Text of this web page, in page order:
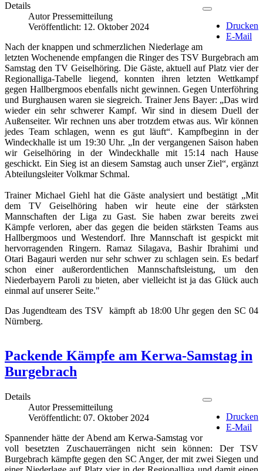
Drucken
E-Mail
Details
AutorPressemitteilung
Veröffentlicht: 12. Oktober 2024
Nach der knappen und schmerzlichen Niederlage am
letzten Wochenende empfangen die Ringer des TSV Burgebrach am
Samstag den TV Geiselhöring. Die Gäste, aktuell auf Platz vier der
Regionalliga-Tabelle liegend, konnten ihren letzten Wettkampf
gegen Hallbergmoos ebenfalls nicht gewinnen. Gegen Unterföhring
und Burghausen waren sie siegreich. Trainer Jens Bayer: „Das wird
wieder ein sehr schwerer Kampf. Wir sind in diesem Duell der
Außenseiter. Wir rechnen uns aber trotzdem etwas aus. Wir können
jedes Team schlagen, wenn es gut läuft“. Kampfbeginn in der
Windeckhalle ist um 19:30 Uhr. „In der vergangenen Saison haben
wir Geiselhöring in der Windeckhalle mit 15:14 nach Hause
geschickt. Ein Sieg ist an diesem Samstag auch unser Ziel“, ergänzt
Abteilungsleiter Volkmar Schmal.
Trainer Michael Giehl hat die Gäste analysiert und bestätigt „Mit
dem TV Geiselhöring haben wir heute eine der stärksten
Mannschaften der Liga zu Gast. Sie haben zwar bereits zwei
Kämpfe verloren, aber das gegen die beiden stärksten Teams aus
Hallbergmoos und Westendorf. Ihre Mannschaft ist gespickt mit
hervorragenden Ringern. Ramaz Silagava, Bashir Ibrahimi und
Otari Bagauri werden nur sehr schwer zu schlagen sein. Es bedarf
schon einer außerordentlichen Mannschaftsleistung, um den
Niederbayern Paroli zu bieten, aber vielleicht ist ja das Glück auch
einmal auf unserer Seite."
Das Jugendteam des TSV kämpft ab 18:00 Uhr gegen den SC 04
Nürnberg.
Packende Kämpfe am Kerwa-Samstag in
Burgebrach
Drucken
E-Mail
Details
AutorPressemitteilung
Veröffentlicht: 07. Oktober 2024
Spannender hätte der Abend am Kerwa-Samstag vor
voll besetzten Zuschauerrängen nicht sein können: Der TSV
Burgebrach kämpfte gegen den SC Anger, der mit zwei Siegen und